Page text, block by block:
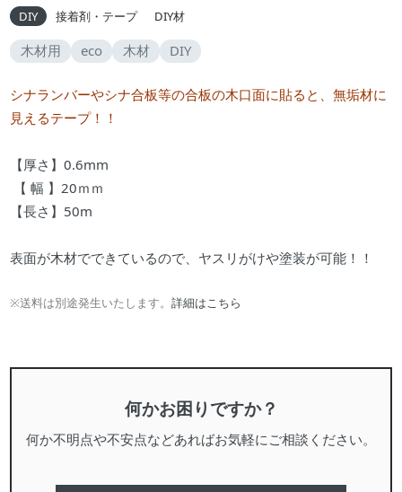
DIY 接着剤・テープ DIY材
木材用 eco 木材 DIY
シナランバーやシナ合板等の合板の木口面に貼ると、無垢材に
見えるテープ！！
【厚さ】0.6mm
【 幅 】20ｍｍ
【長さ】50m
表面が木材でできているので、ヤスリがけや塗装が可能！！
※送料は別途発生いたします。詳細はこちら
何かお困りですか？
何か不明点や不安点などあればお気軽にご相談ください。